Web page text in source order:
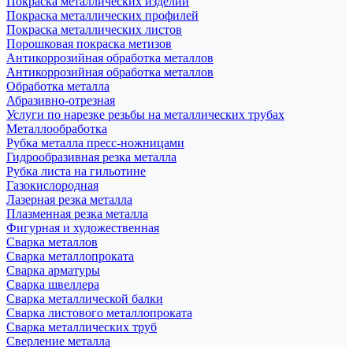
Покраска металлических профилей
Покраска металлических листов
Порошковая покраска метизов
Антикоррозийная обработка металлов
Антикоррозийная обработка металлов
Обработка металла
Абразивно-отрезная
Услуги по нарезке резьбы на металлических трубах
Металлообработка
Рубка металла пресс-ножницами
Гидрообразивная резка металла
Рубка листа на гильотине
Газокислородная
Лазерная резка металла
Плазменная резка металла
Фигурная и художественная
Сварка металлов
Сварка металлопроката
Сварка арматуры
Сварка швеллера
Сварка металлической балки
Сварка листового металлопроката
Сварка металлических труб
Сверление металла